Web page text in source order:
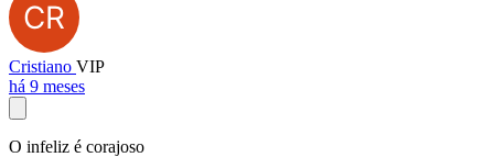
Cristiano VIP
há 9 meses
O infeliz é corajoso